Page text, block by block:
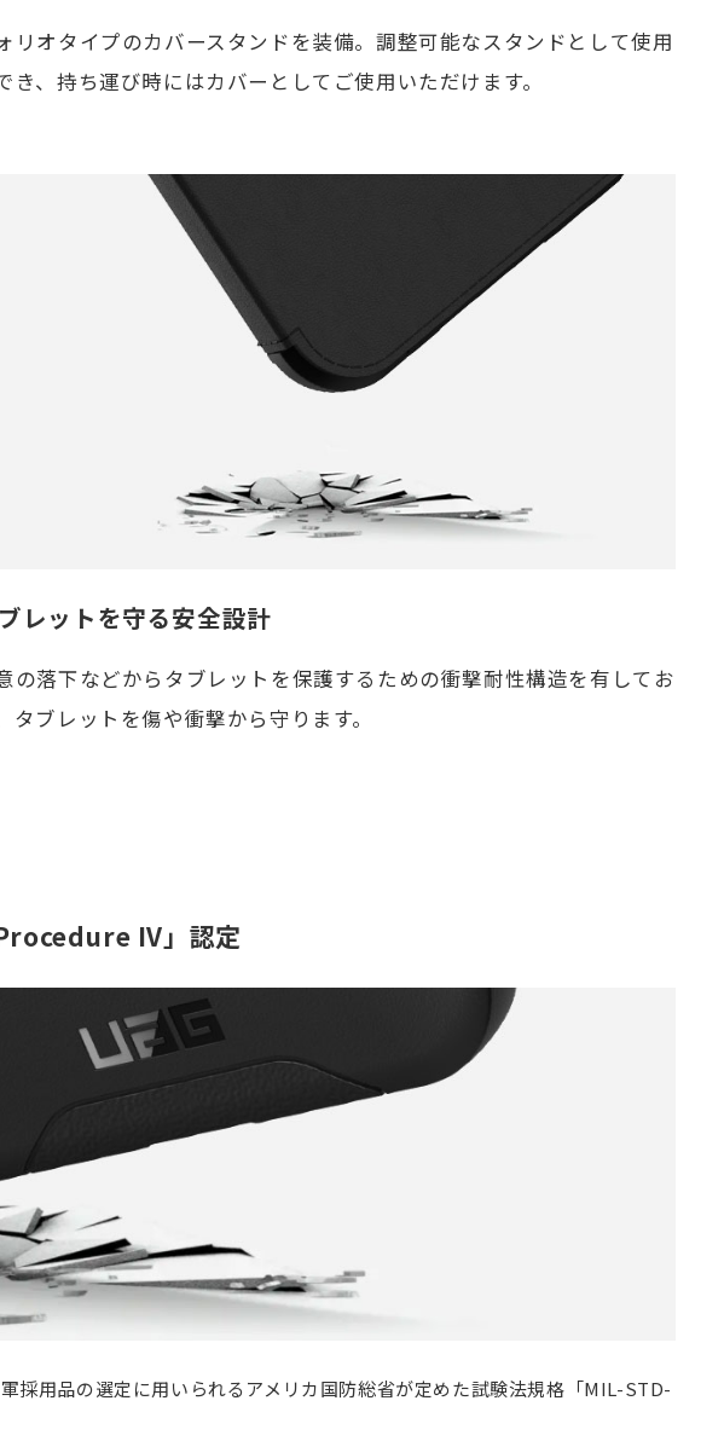
リオタイプのカバースタンドを装備。調整可能なスタンドとして使用
き、持ち運び時にはカバーとしてご使用いただけます。
レットを守る安全設計
の落下などからタブレットを保護するための衝撃耐性構造を有してお
タブレットを傷や衝撃から守ります。
IV」認定
用品の選定に用いられるアメリカ国防総省が定めた試験法規格「MIL-STD-